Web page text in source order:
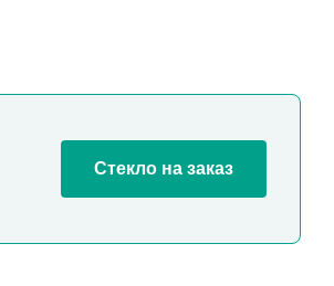
Стекло на заказ